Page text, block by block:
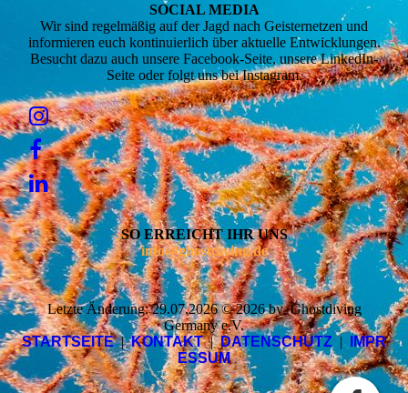
SOCIAL MEDIA
Wir sind regelmäßig auf der Jagd nach Geisternetzen und
informieren euch kontinuierlich über aktuelle Entwicklungen.
Besucht dazu auch unsere Facebook-Seite, unsere LinkedIn-
Seite oder folgt uns bei Instagram.
SO ERREICHT IHR UNS
info@ghostdiving.de
Letzte Änderung: 29.07.2026 © 2026 by Ghostdiving
Germany e.V.
STARTSEITE|KONTAKT|DATENSCHUTZ|
IMPR
ESSUM